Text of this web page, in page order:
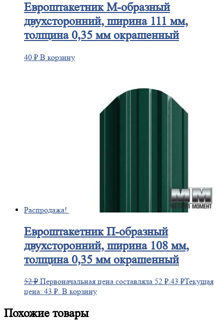
ЕвроштакетникМ-образный
двухсторонний, ширина 111 мм,
толщина 0,35 мм окрашенный
40 ₽ В корзину
Распродажа!
ЕвроштакетникП-образный
двухсторонний, ширина 108 мм,
толщина 0,35 мм окрашенный
52₽ Первоначальная цена составляла 52 ₽.43 ₽Текущая
цена: 43 ₽. В корзину
Похожие товары